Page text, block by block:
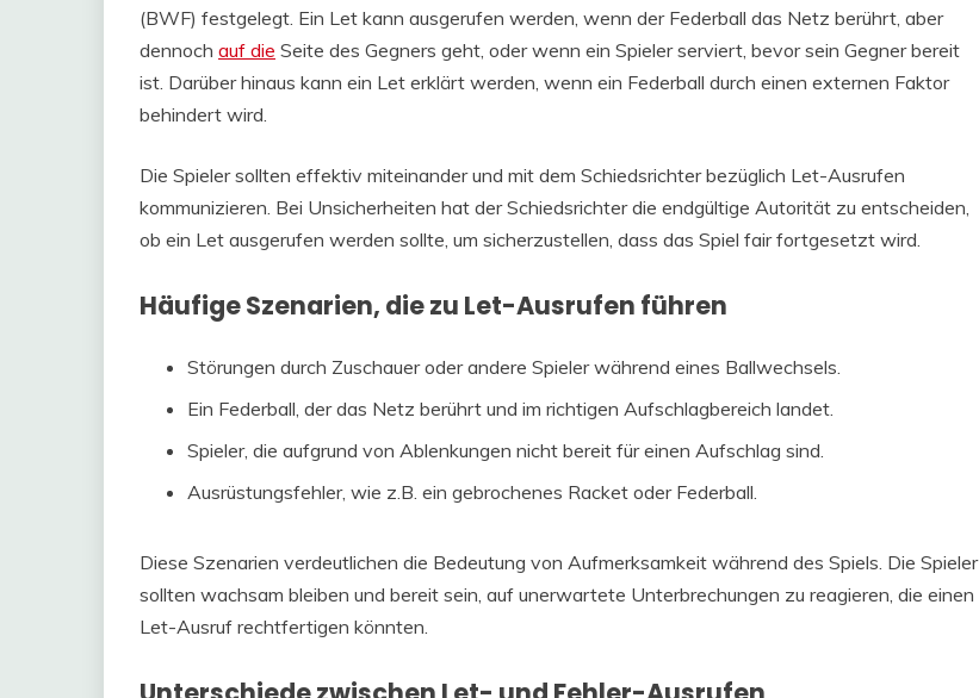
(BWF) festgelegt. Ein Let kann ausgerufen werden, wenn der Federball das Netz berührt, aber
dennoch auf die Seite des Gegners geht, oder wenn ein Spieler serviert, bevor sein Gegner bereit
ist. Darüber hinaus kann ein Let erklärt werden, wenn ein Federball durch einen externen Faktor
behindert wird.
Die Spieler sollten effektiv miteinander und mit dem Schiedsrichter bezüglich Let-Ausrufen
kommunizieren. Bei Unsicherheiten hat der Schiedsrichter die endgültige Autorität zu entscheiden,
ob ein Let ausgerufen werden sollte, um sicherzustellen, dass das Spiel fair fortgesetzt wird.
Häufige Szenarien, die zu Let-Ausrufen führen
Störungen durch Zuschauer oder andere Spieler während eines Ballwechsels.
Ein Federball, der das Netz berührt und im richtigen Aufschlagbereich landet.
Spieler, die aufgrund von Ablenkungen nicht bereit für einen Aufschlag sind.
Ausrüstungsfehler, wie z.B. ein gebrochenes Racket oder Federball.
Diese Szenarien verdeutlichen die Bedeutung von Aufmerksamkeit während des Spiels. Die Spieler
sollten wachsam bleiben und bereit sein, auf unerwartete Unterbrechungen zu reagieren, die einen
Let-Ausruf rechtfertigen könnten.